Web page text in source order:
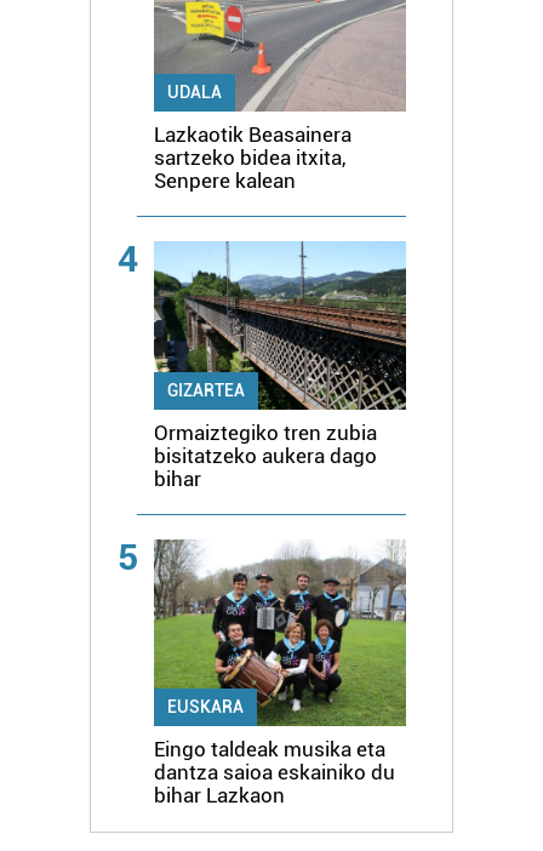
UDALA
Lazkaotik Beasainera
sartzeko bidea itxita,
Senpere kalean
4
GIZARTEA
Ormaiztegiko tren zubia
bisitatzeko aukera dago
bihar
5
EUSKARA
Eingo taldeak musika eta
dantza saioa eskainiko du
bihar Lazkaon